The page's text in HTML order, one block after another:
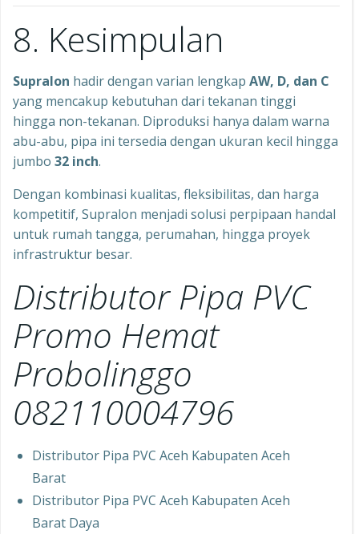
8. Kesimpulan
Supralon hadir dengan varian lengkap AW, D, dan C
yang mencakup kebutuhan dari tekanan tinggi
hingga non-tekanan. Diproduksi hanya dalam warna
abu-abu, pipa ini tersedia dengan ukuran kecil hingga
jumbo 32 inch.
Dengan kombinasi kualitas, fleksibilitas, dan harga
kompetitif, Supralon menjadi solusi perpipaan handal
untuk rumah tangga, perumahan, hingga proyek
infrastruktur besar.
Distributor Pipa PVC
Promo Hemat
Probolinggo
082110004796
Distributor Pipa PVC Aceh Kabupaten Aceh
Barat
Distributor Pipa PVC Aceh Kabupaten Aceh
Barat Daya